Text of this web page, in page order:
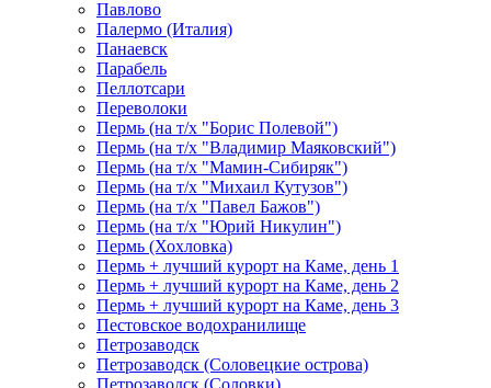
Павлово
Палермо (Италия)
Панаевск
Парабель
Пеллотсари
Переволоки
Пермь (на т/х "Борис Полевой")
Пермь (на т/х "Владимир Маяковский")
Пермь (на т/х "Мамин-Сибиряк")
Пермь (на т/х "Михаил Кутузов")
Пермь (на т/х "Павел Бажов")
Пермь (на т/х "Юрий Никулин")
Пермь (Хохловка)
Пермь + лучший курорт на Каме, день 1
Пермь + лучший курорт на Каме, день 2
Пермь + лучший курорт на Каме, день 3
Пестовское водохранилище
Петрозаводск
Петрозаводск (Соловецкие острова)
Петрозаводск (Соловки)